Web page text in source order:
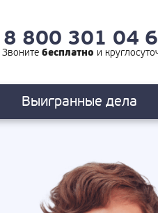
8 800 301 04
Звонитебесплатно и
Выигранные дела